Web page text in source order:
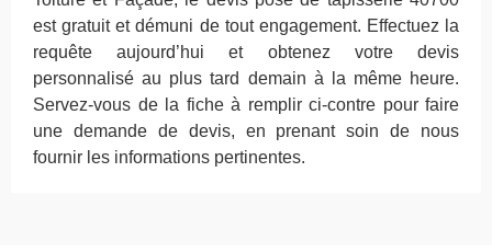
est gratuit et démuni de tout engagement. Effectuez la
requête aujourd’hui et obtenez votre devis
personnalisé au plus tard demain à la même heure.
Servez-vous de la fiche à remplir ci-contre pour faire
une demande de devis, en prenant soin de nous
fournir les informations pertinentes.